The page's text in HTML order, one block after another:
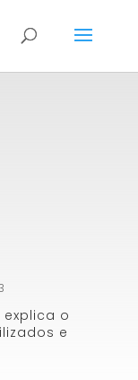
o
e